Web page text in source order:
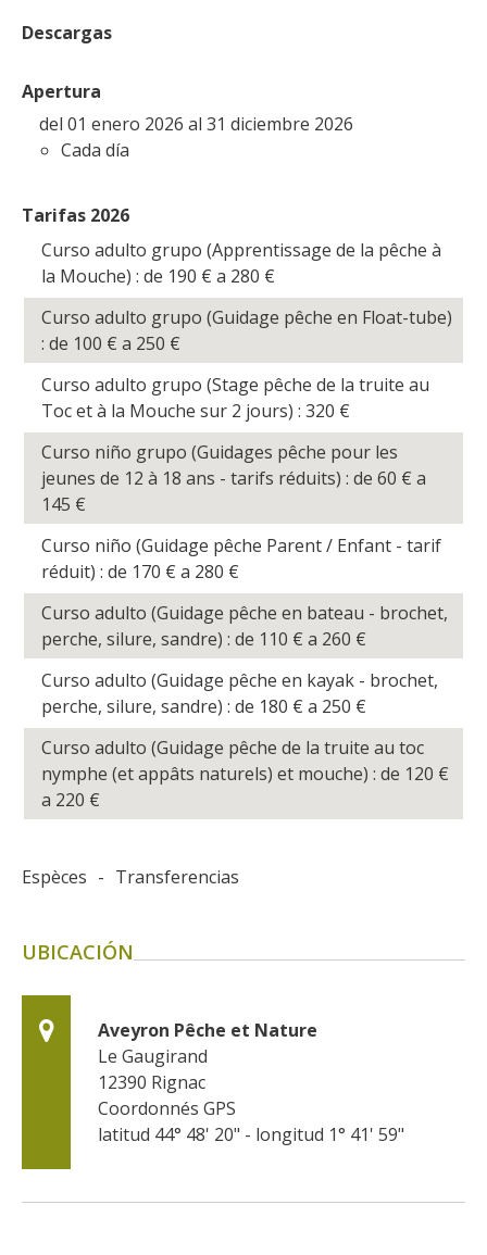
Descargas
Apertura
del 01 enero 2026 al 31 diciembre 2026
Cada día
Tarifas 2026
Curso adulto grupo (Apprentissage de la pêche à
la Mouche) : de 190 € a 280 €
Curso adulto grupo (Guidage pêche en Float-tube)
: de 100 € a 250 €
Curso adulto grupo (Stage pêche de la truite au
Toc et à la Mouche sur 2 jours) : 320 €
Curso niño grupo (Guidages pêche pour les
jeunes de 12 à 18 ans - tarifs réduits) : de 60 € a
145 €
Curso niño (Guidage pêche Parent / Enfant - tarif
réduit) : de 170 € a 280 €
Curso adulto (Guidage pêche en bateau - brochet,
perche, silure, sandre) : de 110 € a 260 €
Curso adulto (Guidage pêche en kayak - brochet,
perche, silure, sandre) : de 180 € a 250 €
Curso adulto (Guidage pêche de la truite au toc
nymphe (et appâts naturels) et mouche) : de 120 €
a 220 €
Espèces - Transferencias
UBICACIÓN
Aveyron Pêche et Nature
Le Gaugirand
12390 Rignac
Coordonnés GPS
latitud 44° 48' 20" - longitud 1° 41' 59"